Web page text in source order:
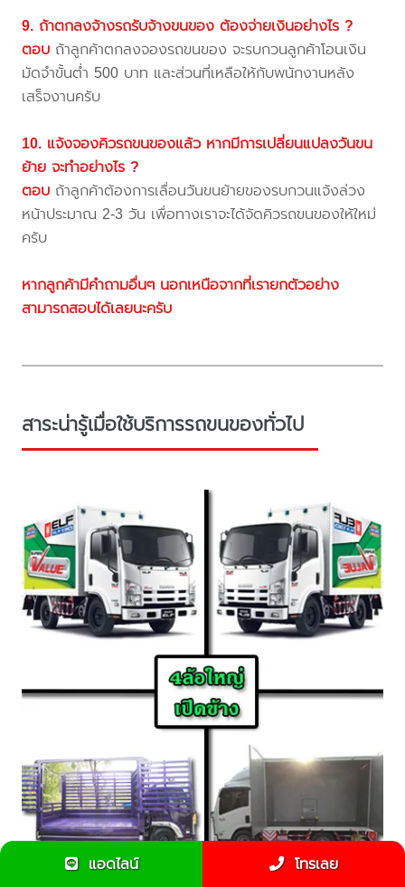
9. ถ้าตกลงจ้างรถรับจ้างขนของ ต้องจ่ายเงินอย่างไร ?
ตอบ ถ้าลูกค้าตกลงจองรถขนของ จะรบกวนลูกค้าโอนเงิน
มัดจำขั้นต่ำ 500 บาท และส่วนที่เหลือให้กับพนักงานหลัง
เสร็จงานครับ
10. แจ้งจองคิวรถขนของแล้ว หากมีการเปลี่ยนแปลงวันขน
ย้าย จะทำอย่างไร ?
ตอบ ถ้าลูกค้าต้องการเลื่อนวันขนย้ายของรบกวนแจ้งล่วง
หน้าประมาณ 2-3 วัน เพื่อทางเราจะได้จัดคิวรถขนของให้ใหม่
ครับ
หากลูกค้ามีคำถามอื่นๆ นอกเหนือจากที่เรายกตัวอย่าง
สามารถสอบได้เลยนะครับ
สาระน่ารู้เมื่อใช้บริการรถขนของทั่วไป
แอดไลน์ โทรเลย